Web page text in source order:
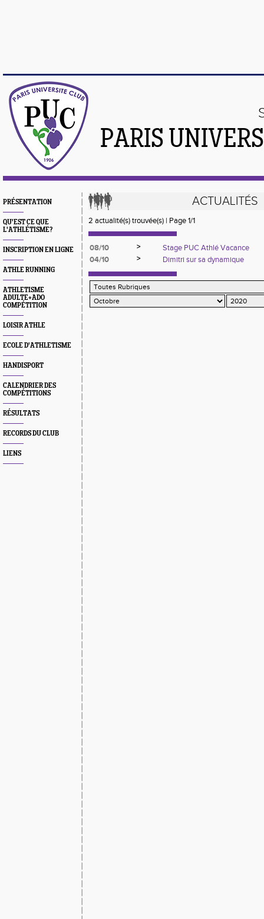
PARIS
PRÉSENTATION
QU'EST CE QUE
L'ATHLÉTISME?
INSCRIPTION EN LIGNE
ATHLE RUNNING
ATHLETISME
ADULTE+ADO
COMPÉTITION
LOISIR ATHLE
ECOLE D'ATHLETISME
HANDISPORT
CALENDRIER DES
COMPÉTITIONS
RÉSULTATS
RECORDS DU CLUB
LIENS
ACTUALITÉS
2 actualité(s) trouvée(s) | Page 1/1
08/10 >
Stage PUC Athlé Vacance
04/10
> Dimitri sur sa dynamique